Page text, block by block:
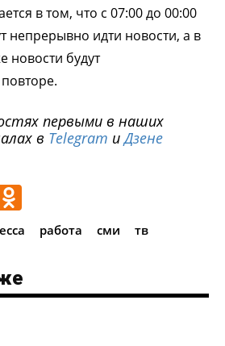
в том, что с 07:00 до 00:00
непрерывно идти новости, а в
новости будут
первыми в наших
в Telegram иДзене
работа сми тв